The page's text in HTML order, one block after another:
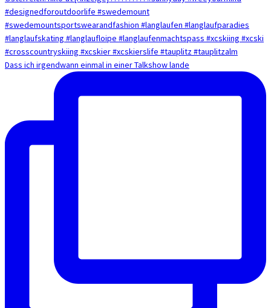
Dass ich irgendwann einmal in einer Talkshow lande